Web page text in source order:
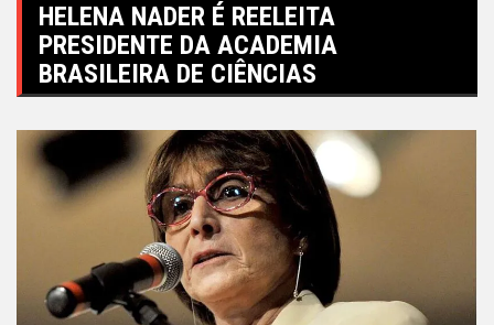
HELENA NADER É REELEITA
PRESIDENTE DA ACADEMIA
BRASILEIRA DE CIÊNCIAS